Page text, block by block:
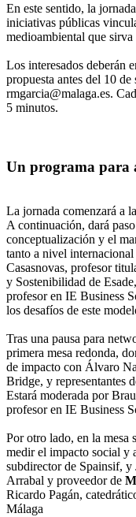
En este sentido, la
iniciativas públicas
medioambiental que
Los interesados deberán
propuesta antes del 10
rmgarcia@malaga.es.
5 minutos.
Un programa para
La jornada comenzará a
A continuación, dará
conceptualización y el
tanto a nivel
Casasnovas, profesor
y Sostenibilidad de
profesor en IE Business
los desafíos de este
Tras una pausa para
primera mesa redonda,
de impacto con Álvaro
Bridge, y representantes
Estará moderada por
profesor en IE Business
Por otro lado, en la mesa
medir el impacto social y
subdirector de Spainsif,
Arrabal y proveedor de
Ricardo Pagán,
Málaga